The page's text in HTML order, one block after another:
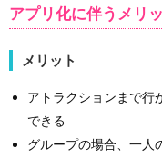
アプリ化に伴うメリ
メリット
アトラクションまで行
できる
グループの場合、一人